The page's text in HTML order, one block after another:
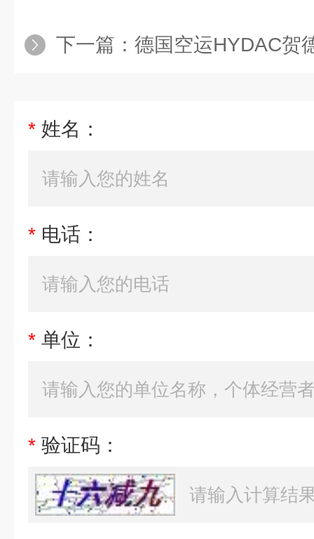
下一篇： 德国空运HYDAC贺
* 姓名：
* 电话：
* 单位：
* 验证码：